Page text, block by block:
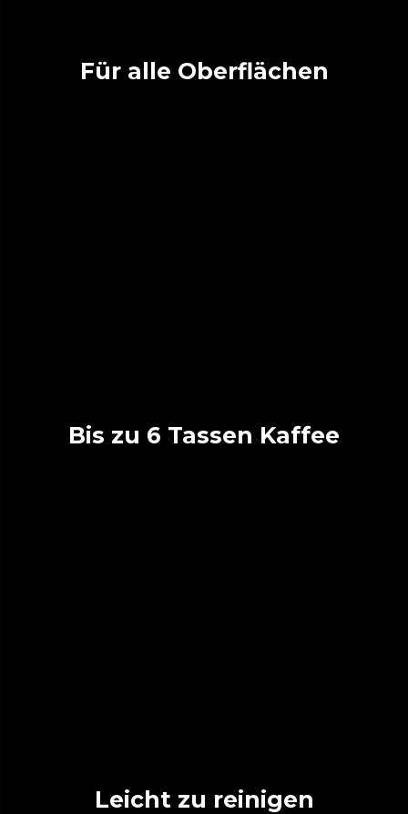
Für alle Oberflächen
Bis zu 6 Tassen Kaffee
Leicht zu reinigen